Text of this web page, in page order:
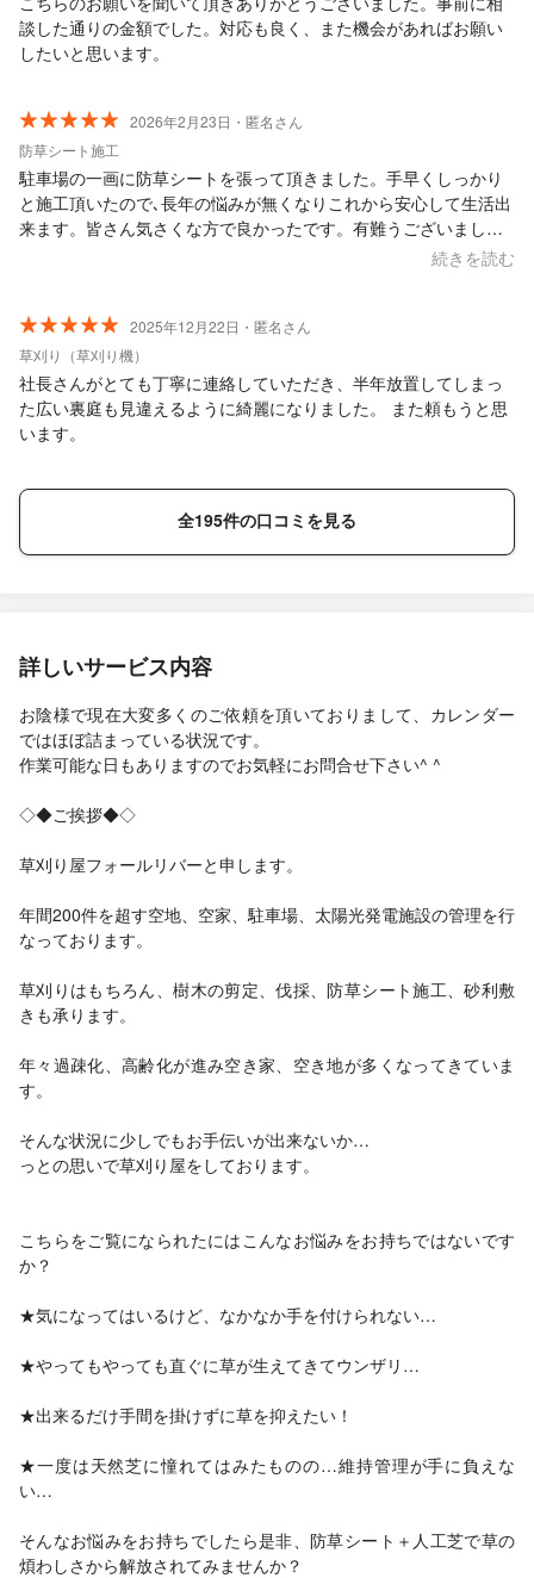
談した通りの金額でした。対応も良く、また機会があればお願い
したいと思います。
2026年2月23日・匿名さん
防草シート施工
駐車場の一画に防草シートを張って頂きました。手早くしっかり
と施工頂いたので､長年の悩みが無くなりこれから安心して生活出
来ます。皆さん気さくな方で良かったです。有難うございまし
続きを読む
2025年12月22日・匿名さん
草刈り（草刈り機）
社長さんがとても丁寧に連絡していただき、半年放置してしまっ
た広い裏庭も見違えるように綺麗になりました。 また頼もうと思
います。
全195件の口コミを見る
詳しいサービス内容
お陰様で現在大変多くのご依頼を頂いておりまして、カレンダー
ではほぼ詰まっている状況です。
作業可能な日もありますのでお気軽にお問合せ下さい^ ^
◇◆ご挨拶◆◇
草刈り屋フォールリバーと申します。
年間200件を超す空地、空家、駐車場、太陽光発電施設の管理を行
なっております。
草刈りはもちろん、樹木の剪定、伐採、防草シート施工、砂利敷
きも承ります。
年々過疎化、高齢化が進み空き家、空き地が多くなってきていま
す。
そんな状況に少しでもお手伝いが出来ないか…
っとの思いで草刈り屋をしております。
こちらをご覧になられたにはこんなお悩みをお持ちではないです
か？
★気になってはいるけど、なかなか手を付けられない…
★やってもやっても直ぐに草が生えてきてウンザリ…
★出来るだけ手間を掛けずに草を抑えたい！
★一度は天然芝に憧れてはみたものの…維持管理が手に負えな
い…
そんなお悩みをお持ちでしたら是非、防草シート＋人工芝で草の
煩わしさから解放されてみませんか？